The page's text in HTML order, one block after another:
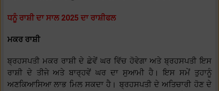
ਧਨੂੰ ਰਾਸ਼ੀ ਦਾ ਸਾਲ 2025 ਦਾ ਰਾਸ਼ੀਫਲ
ਮਕਰ ਰਾਸ਼ੀ
ਬ੍ਰਹਸਪਤੀ ਮਕਰ ਰਾਸ਼ੀ ਦੇ ਛੇਵੇਂ ਘਰ ਵਿੱਚ ਹੋਵੇਗਾ ਅਤੇ ਬ੍ਰਹਸਪਤੀ ਇਸ
ਰਾਸ਼ੀ ਦੇ ਤੀਜੇ ਅਤੇ ਬਾਰ੍ਹਵੇਂ ਘਰ ਦਾ ਸੁਆਮੀ ਹੈ। ਇਸ ਸਮੇਂ ਤੁਹਾਨੂੰ
ਅਣਕਿਆਸਿਆ ਲਾਭ ਮਿਲ ਸਕਦਾ ਹੈ। ਬ੍ਰਹਸਪਤੀ ਦੇ ਅਤਿਚਾਰੀ ਹੋਣ ਦੇ